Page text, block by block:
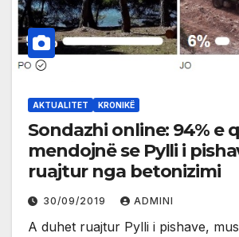
AKTUALITET KRONIKË
Sondazhi online: 94% e
mendojnë se Pylli i
ruajtur nga betonizimi
30/09/2019 ADMINI
A duhet ruajtur Pylli i pishave,